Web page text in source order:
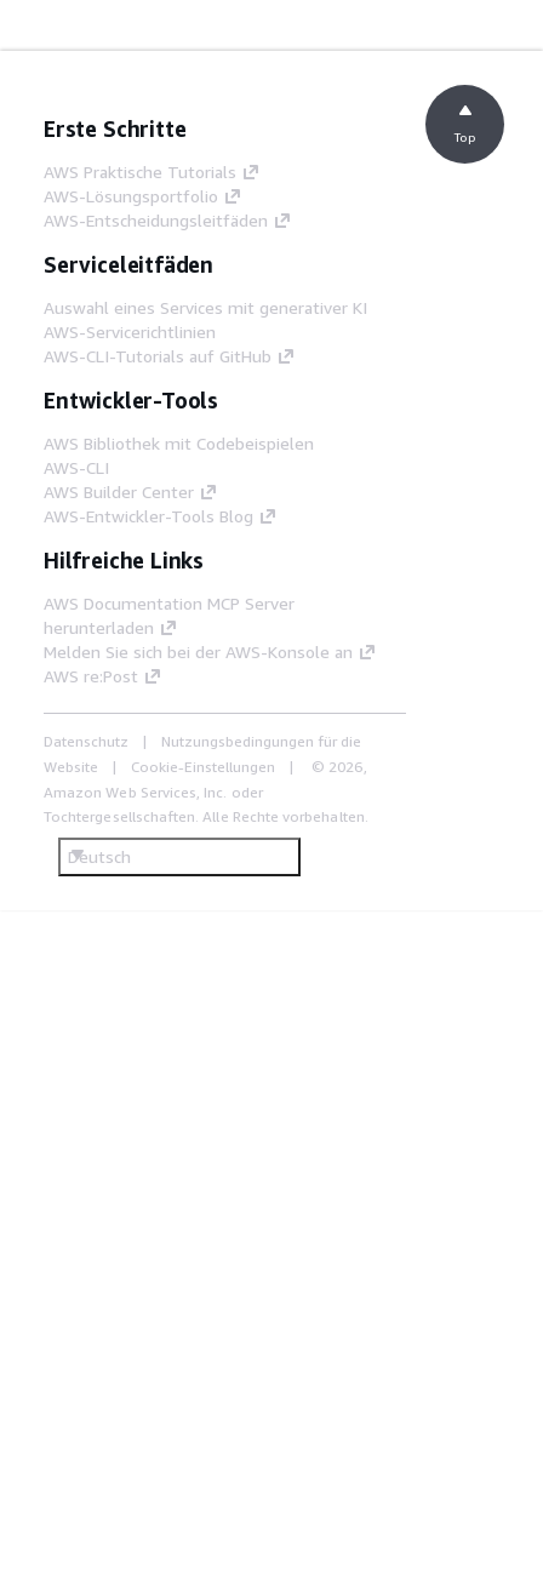
Erste Schritte
AWS Praktische Tutorials
AWS-Lösungsportfolio
AWS-Entscheidungsleitfäden
Serviceleitfäden
Auswahl eines Services mit generativer KI
AWS-Servicerichtlinien
AWS-CLI-Tutorials auf GitHub
Entwickler-Tools
AWS Bibliothek mit Codebeispielen
AWS-CLI
AWS Builder Center
AWS-Entwickler-Tools Blog
Hilfreiche Links
AWS Documentation MCP Server
herunterladen
Melden Sie sich bei der AWS-Konsole an
AWS re:Post
Datenschutz
Nutzungsbedingungen für die
Website
Cookie-Einstellungen
© 2026,
Amazon Web Services, Inc. oder
Tochtergesellschaften. Alle Rechte vorbehalten.
Deutsch
Top